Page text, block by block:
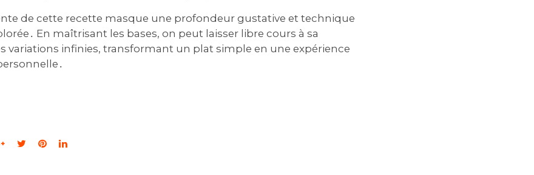
de cette recette masque une profondeur gustative et technique
En maîtrisant les bases‚ on peut laisser libre cours à sa
variations infinies‚ transformant un plat simple en une expérience